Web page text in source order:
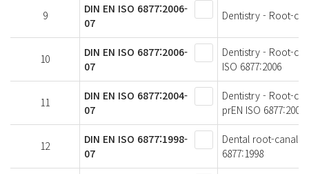
9
DIN EN ISO 6877:2006-
07
Dentistry - Root-
10
DIN EN ISO 6877:2006-
07
Dentistry - Root-
ISO 6877:2006
11
DIN EN ISO 6877:2004-
07
Dentistry - Root-
prEN ISO 6877:2004
12
DIN EN ISO 6877:1998-
07
Dental root-canal
6877:1998